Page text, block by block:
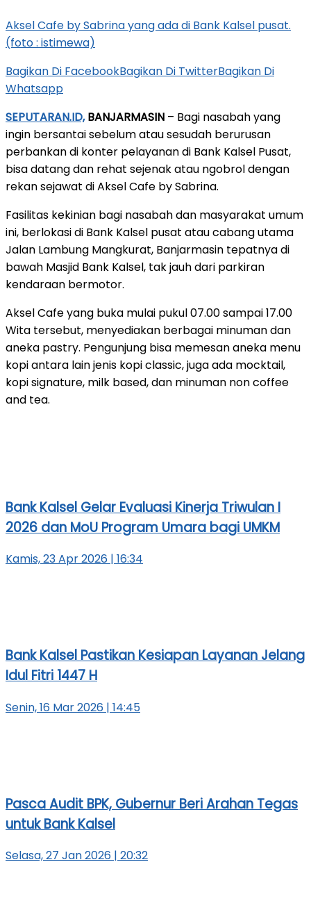
Aksel Cafe by Sabrina yang ada di Bank Kalsel pusat.
(foto : istimewa)
Bagikan Di FacebookBagikan Di TwitterBagikan Di
Whatsapp
SEPUTARAN.ID,BANJARMASIN – Bagi nasabah yang
ingin bersantai sebelum atau sesudah berurusan
perbankan di konter pelayanan di Bank Kalsel Pusat,
bisa datang dan rehat sejenak atau ngobrol dengan
rekan sejawat di Aksel Cafe by Sabrina.
Fasilitas kekinian bagi nasabah dan masyarakat umum
ini, berlokasi di Bank Kalsel pusat atau cabang utama
Jalan Lambung Mangkurat, Banjarmasin tepatnya di
bawah Masjid Bank Kalsel, tak jauh dari parkiran
kendaraan bermotor.
Aksel Cafe yang buka mulai pukul 07.00 sampai 17.00
Wita tersebut, menyediakan berbagai minuman dan
aneka pastry. Pengunjung bisa memesan aneka menu
kopi antara lain jenis kopi classic, juga ada mocktail,
kopi signature, milk based, dan minuman non coffee
and tea.
Bank Kalsel Gelar Evaluasi Kinerja Triwulan I
2026 dan MoU Program Umara bagi UMKM
Kamis, 23 Apr 2026 | 16:34
Bank Kalsel Pastikan Kesiapan Layanan Jelang
Idul Fitri 1447 H
Senin, 16 Mar 2026 | 14:45
Pasca Audit BPK, Gubernur Beri Arahan Tegas
untuk Bank Kalsel
Selasa, 27 Jan 2026 | 20:32